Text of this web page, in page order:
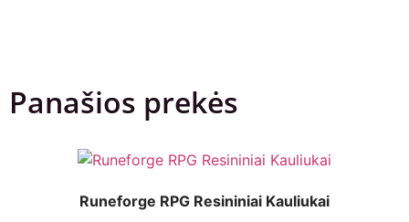
Panašios prekės
Runeforge RPG Resininiai Kauliukai